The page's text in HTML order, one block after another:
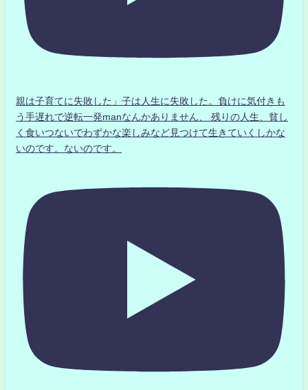
親は子育てに失敗した」子は人生に失敗した。負けに気付きも
う手遅れで逆転一発manなんかありません、 残りの人生、貧し
く食いつないでわずかな楽しみなど見つけて生きていくしかな
いのです。ないのです。